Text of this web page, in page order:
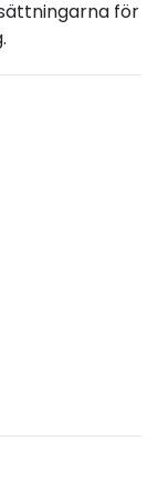
jag
allvar,
höften
jag en
så lång
kort
vården
för